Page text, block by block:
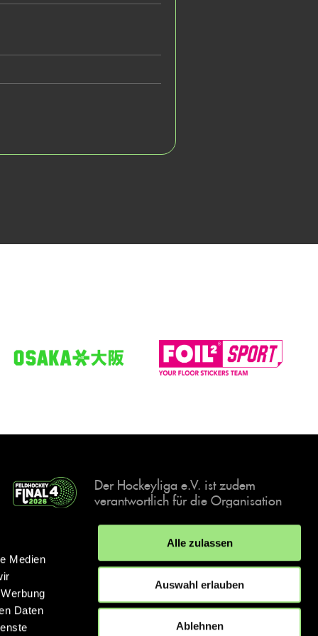
Medien
Daten
Alle zulassen
Auswahl erlauben
Ablehnen
Der Hockeyliga e.V. ist zudem
verantwortlich für die Organisation
Events, der deutschen Hockey-
Meisterschaften.
IMPRESSUM DATENSCHUTZERKLÄRUNG